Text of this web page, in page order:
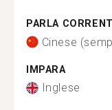
PARLA
Cinese
IMPARA
Inglese